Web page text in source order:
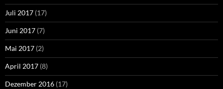
Juli 2017 (17)
Juni 2017 (7)
Mai 2017 (2)
April 2017 (8)
Dezember 2016 (17)